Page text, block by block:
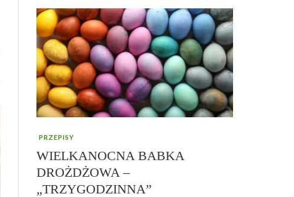
PRZEPISY
WIELKANOCNA BABKA
DROŻDŻOWA –
„TRZYGODZINNA”